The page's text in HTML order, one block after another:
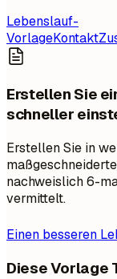
Lebenslauf-
VorlageKontakt
Erstellen Sie
schneller
Erstellen Sie in
nachweislich 6-
vermittelt.
Einen besseren
Diese Vorlage